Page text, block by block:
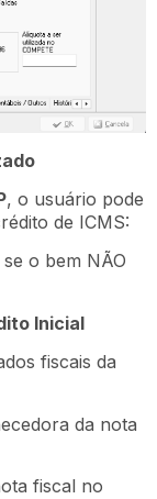
, o usuário pode
de ICMS:
o bem NÃO
Inicial
fiscais da
da nota
fiscal no